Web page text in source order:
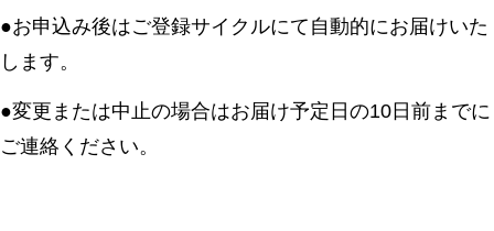
●お申込み後はご登録サイクルにて自動的にお届けいた
します。
●変更または中止の場合はお届け予定日の10日前までに
ご連絡ください。